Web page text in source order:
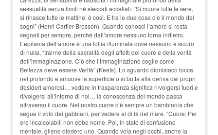
sessualità senza limiti né steccati accettati. “Si muore tutte le sere,
si rinasce tutte le mattine; è così. E tra le due cose c’è il mondo dei
sogni” (Henri Cartier-Bresson). Quando conosci l’amore si resta
segnati per sempre, perché dall’amore nessuno torna indietro.
L’epifania dell’amore è una follia illuminata dove nessuno è sicuro
di nulla, “tranne della sacralità degli affetti del cuore e della verità
dell’immaginazione. Ciò che l’Immaginazione coglie come
Bellezza deve essere Verità” (Keats). Lo sguardo dionisiaco tocca
nel profondo e smuove la superficie o si butta alla deriva dei propri
desideri amorosi… vedere in trasparenza significa ri/volgersi fuori e
ri/volgersi all’interno di noi… la conoscenza del mondo passa
attraverso il cuore. Nel nostro cuore c’è sempre un bambino/a che
segue il volo dei gabbiani, per vedere al di là del mare. “Cuore: Per
ere incalcolabili non ebbe nome. Poi, in stato di confusione
mentale, gliene diedero uno. Quando vola negli occhi, anche la